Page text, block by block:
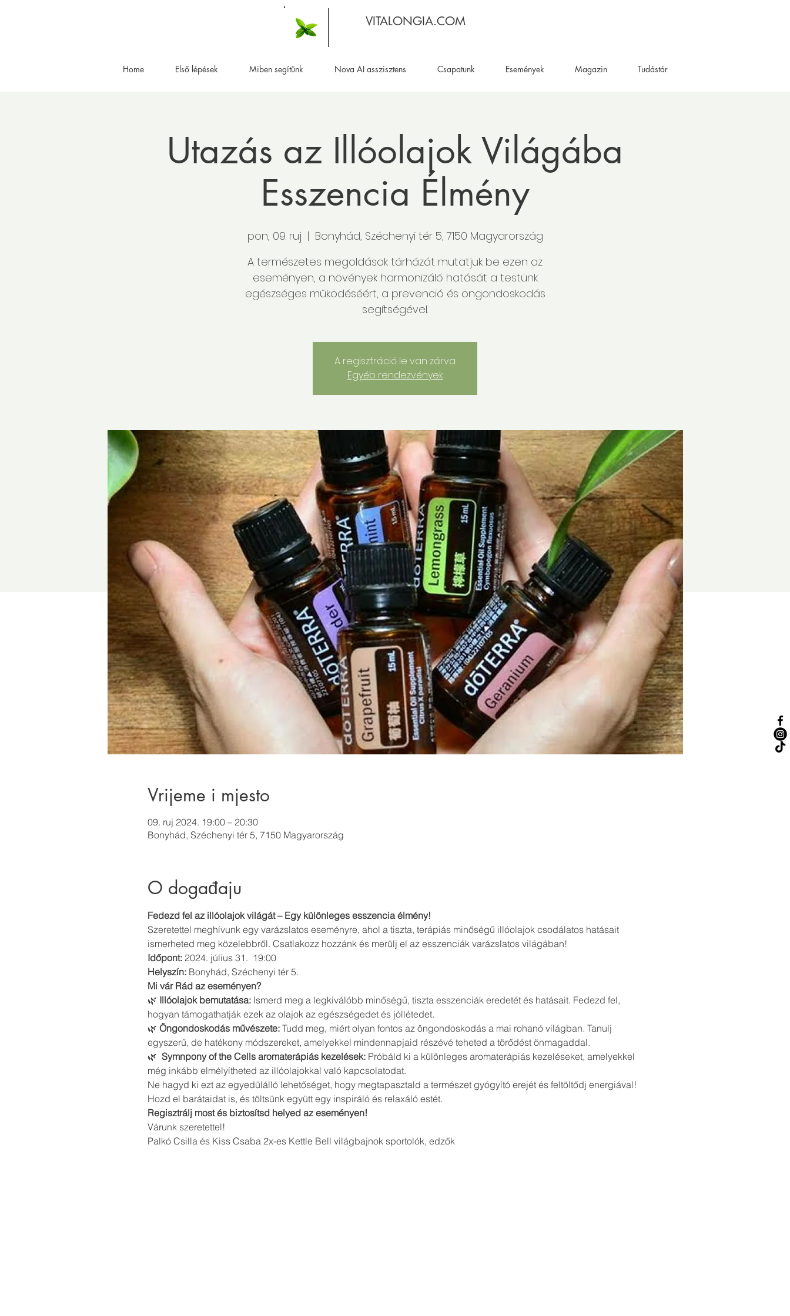
VITALONGIA.COM
Home Első lépések Miben segítünk Nova AI asszisztens Csapatunk Események Magazin Tudástár
Utazás az Illóolajok Világába
Esszencia Élmény
pon, 09. ruj
  |
Bonyhád, Széchenyi tér 5, 7150 Magyarország
A természetes megoldások tárházát mutatjuk be ezen az
eseményen, a növények harmonizáló hatását a testünk
egészséges működéséért, a prevenció és öngondoskodás
segítségével.
A regisztráció le van zárva
Egyéb rendezvények
Vrijeme i mjesto
09. ruj 2024. 19:00 – 20:30
Bonyhád, Széchenyi tér 5, 7150 Magyarország
O događaju
Fedezd fel az illóolajok világát – Egy különleges esszencia élmény!
Szeretettel meghívunk egy varázslatos eseményre, ahol a tiszta, terápiás minőségű illóolajok csodálatos hatásait
ismerheted meg közelebbről. Csatlakozz hozzánk és merülj el az esszenciák varázslatos világában!
Időpont: 2024. július 31.  19:00
Helyszín: Bonyhád, Széchenyi tér 5.
Mi vár Rád az eseményen?
🌿 Illóolajok bemutatása: Ismerd meg a legkiválóbb minőségű, tiszta esszenciák eredetét és hatásait. Fedezd fel,
hogyan támogathatják ezek az olajok az egészségedet és jóllétedet.
🌿 Öngondoskodás művészete: Tudd meg, miért olyan fontos az öngondoskodás a mai rohanó világban. Tanulj
egyszerű, de hatékony módszereket, amelyekkel mindennapjaid részévé teheted a törődést önmagaddal.
🌿 Symnpony of the Cells aromaterápiás kezelések: Próbáld ki a különleges aromaterápiás kezeléseket, amelyekkel
még inkább elmélyítheted az illóolajokkal való kapcsolatodat.
Ne hagyd ki ezt az egyedülálló lehetőséget, hogy megtapasztald a természet gyógyító erejét és feltöltődj energiával!
Hozd el barátaidat is, és töltsünk együtt egy inspiráló és relaxáló estét.
Regisztrálj most és biztosítsd helyed az eseményen!
Várunk szeretettel!
Palkó Csilla és Kiss Csaba 2x-es Kettle Bell világbajnok sportolók, edzők